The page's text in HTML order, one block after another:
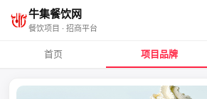
牛集餐饮网
餐饮项目 · 招商平台
首页 项目品牌